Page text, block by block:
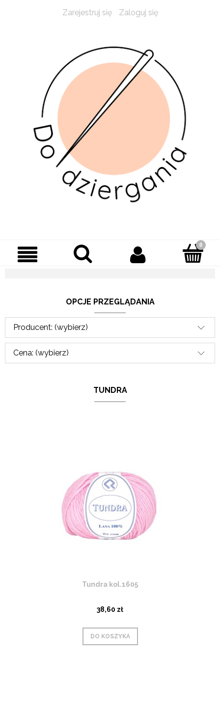
Zarejestruj się Zaloguj się
OPCJE PRZEGLĄDANIA
Producent: (wybierz)
Cena: (wybierz)
TUNDRA
Tundra kol.1605
38,60 zł
DO KOSZYKA